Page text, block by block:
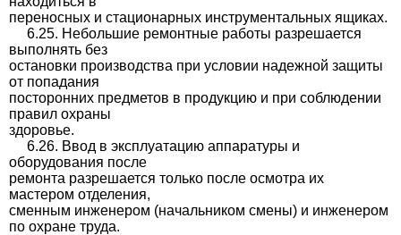
переносных и стационарных инструментальных ящиках.
6.25. Небольшие ремонтные работы разрешается
выполнять без
остановки производства при условии надежной защиты
от попадания
посторонних предметов в продукцию и при соблюдении
правил охраны
здоровье.
6.26. Ввод в эксплуатацию аппаратуры и
оборудования после
ремонта разрешается только после осмотра их
мастером отделения,
сменным инженером (начальником смены) и инженером
по охране труда.